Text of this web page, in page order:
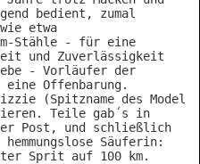
bedient, zumal
etwa
Stähle - für eine
und Zuverlässigkeit
- Vorläufer der
Offenbarung.
(Spitzname des Model
Teile gab´s in
Post, und schließlich
Säuferin:
Sprit auf 100 km.